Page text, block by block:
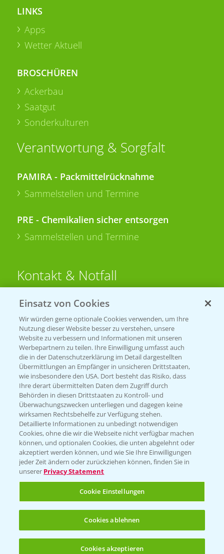
LINKS
Apps
Wetter Aktuell
BROSCHÜREN
Ackerbau
Saatgut
Sonderkulturen
Verantwortung & Sorgfalt
PAMIRA - Packmittelrücknahme
Sammelstellen und Termine
PRE - Chemikalien sicher entsorgen
Sammelstellen und Termine
Kontakt & Notfall
Beratung auf WhatsApp
T.+49 (0)174 346 564 1
KONTAKT
Hilfe in Notfällen
T.+49 (0)214/30-20220
Folgen Sie uns
Einsatz von Cookies
Wir würden gerne optionale Cookies verwenden, um Ihre
Nutzung dieser Website besser zu verstehen, unsere
Website zu verbessern und Informationen mit unseren
Werbepartnern zu teilen. Ihre Einwilligung umfasst auch
die in der Datenschutzerklärung im Detail dargestellten
Übermittlungen an Empfänger in unsicheren Drittstaaten,
wie insbesondere den USA. Dort besteht das Risiko, dass
Ihre derart übermittelten Daten dem Zugriff durch
Behörden in diesen Drittstaaten zu Kontroll- und
Überwachungszwecken unterliegen und dagegen keine
wirksamen Rechtsbehelfe zur Verfügung stehen.
Detaillierte Informationen zu unbedingt notwendigen
Cookies, ohne die wir die Webseite nicht verfügbar machen
können, und optionalen Cookies, die unten abgelehnt oder
akzeptiert werden können, und wie Sie Ihre Einwilligungen
jeder Zeit ändern oder zurückziehen können, finden Sie in
unserer Privacy Statement
Cookie Einstellungen
Cookies ablehnen
Cookies akzeptieren